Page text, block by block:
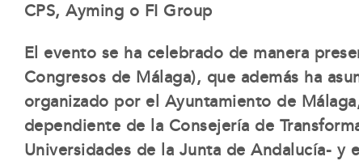
CPS, Ayming o FI Group
El evento se ha celebrado de manera
Congresos de Málaga), que además ha
organizado por el Ayuntamiento de Málaga
dependiente de la Consejería de
Universidades de la Junta de Andalucía- y